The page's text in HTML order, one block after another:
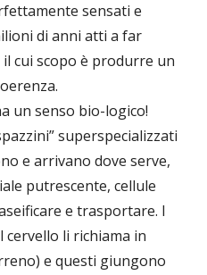
sensati e
di anni atti a far
cui scopo è produrre un
un senso bio-logico!
superspecializzati
e arrivano dove serve,
putrescente, cellule
e trasportare. I
cervello li richiama in
e questi giungono